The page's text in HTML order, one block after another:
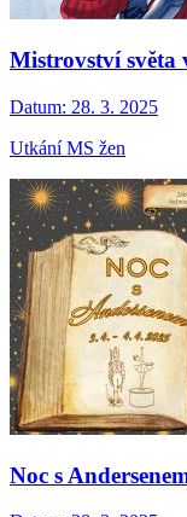
Mistrovství světa
Datum: 28. 3. 2025
Utkání MS žen
Noc s